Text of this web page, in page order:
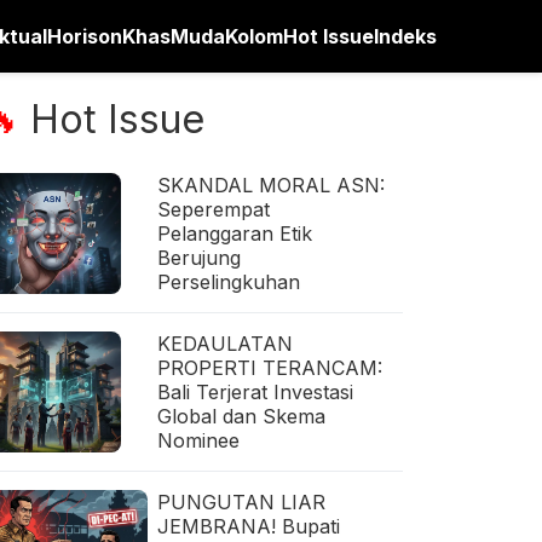
HorisonKhasMudaKolomHot IssueIndeks
Hot Issue
SKANDAL MORAL ASN:
Seperempat
Pelanggaran Etik
Berujung
Perselingkuhan
KEDAULATAN
PROPERTI TERANCAM:
Bali Terjerat Investasi
Global dan Skema
Nominee
PUNGUTAN LIAR
JEMBRANA! Bupati